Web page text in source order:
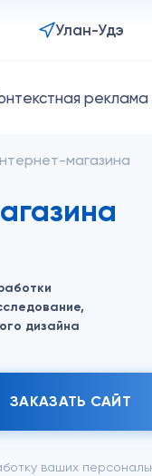
Улан-Удэ
реклама
магазина
дизайна
ЗАКАЗАТЬ САЙТ
ваших